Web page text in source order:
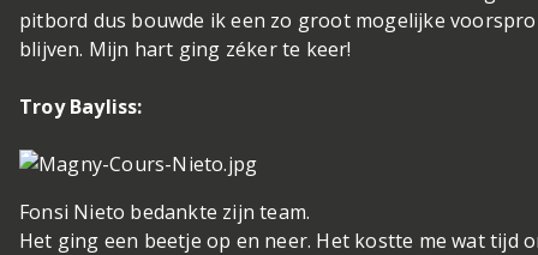
pitbord dus bouwde ik een zo groot mogelijke
blijven. Mijn hart ging zéker te keer!
Troy Bayliss:
Fonsi Nieto bedankte zijn team.
Het ging een beetje op en neer. Het kostte me wat tijd